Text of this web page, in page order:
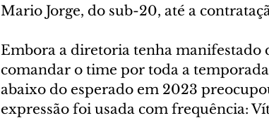
Mario Jorge, do sub-20, até a
Embora a diretoria tenha manifestado
comandar o time por toda a
abaixo do esperado em 2023
expressão foi usada com frequência: